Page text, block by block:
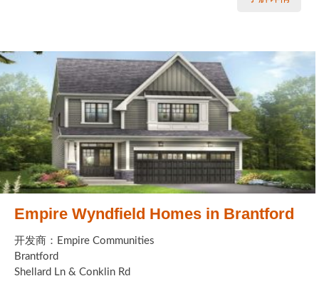
Empire Wyndfield Homes in Brantford
开发商：Empire Communities
Brantford
Shellard Ln & Conklin Rd